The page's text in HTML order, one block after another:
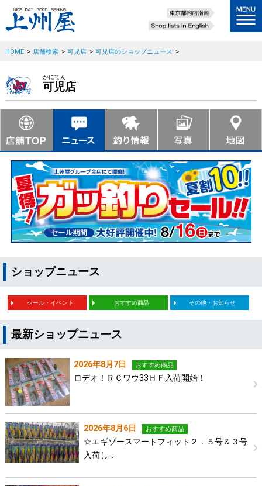
HOME > 店舗検索 > 可児店 > 可児店のショップニュース >
かにてん
可児店
ショップニュース
セール・イベント おすすめ商品 その他・お知らせ
最新ショップニュース
2026年8月7日 おすすめ商品
ロデオ！ＲＣワウ33ＨＦ入荷開始！
2026年8月6日 おすすめ商品
☆エギゾースマートフィット２．５号＆３号
入荷し…